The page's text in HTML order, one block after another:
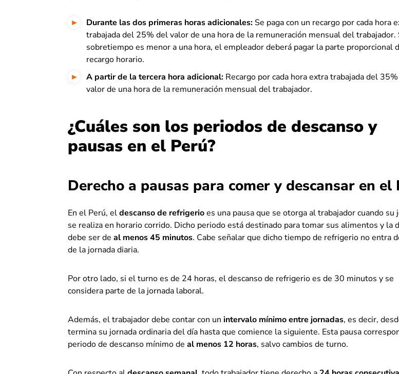
Durante las dos primeras horas adicionales: Se paga con un recargo por cada hora
trabajada del 25% del valor de una hora de la remuneración mensual del trabajador.
sobretiempo es menor a una hora, el empleador deberá pagar la parte proporcional
recargo horario.
A partir de la tercera hora adicional: Recargo por cada hora extra trabajada del
valor de una hora de la remuneración mensual del trabajador.
¿Cuáles son los periodos de descanso y
pausas en el Perú?
Derecho a pausas para comer y descansar en el
En el Perú, eldescanso de refrigerioes una pausa que se otorga al trabajador cuando su
se realiza en horario corrido. Dicho periodo está destinado para tomar sus alimentos y la
debe ser de al menos 45 minutos. Cabe señalar que dicho tiempo de refrigerio no entra
de la jornada diaria.
Por otro lado, si el turno es de 24 horas, el descanso de refrigerio es de 30 minutos y se
considera parte de la jornada laboral.
Además, el trabajador debe contar con un intervalo mínimo entre jornadas, es decir,
termina su jornada ordinaria del día hasta que comience la siguiente. Esta pausa
periodo de descanso mínimo de al menos 12 horas, salvo cambios de turno.